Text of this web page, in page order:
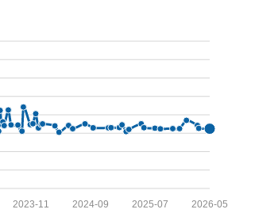
2026-05
2025-07
2024-09
2023-11